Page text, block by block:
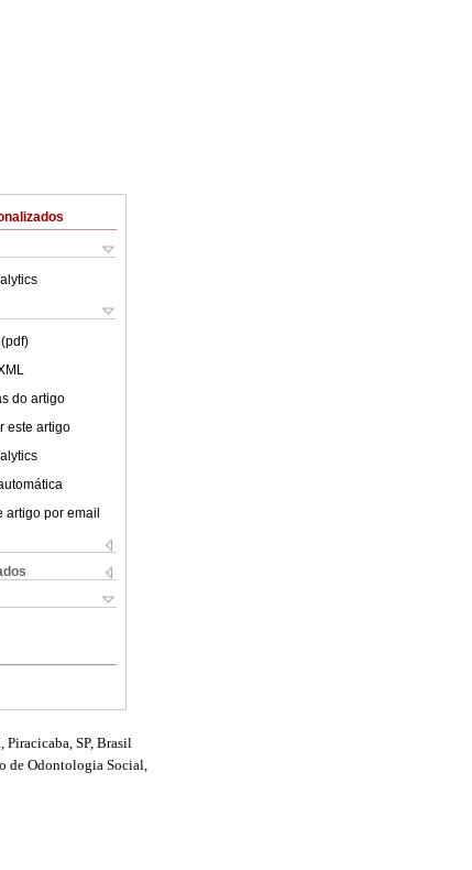
do artigo
este artigo
artigo por email
SP, Brasil
de Odontologia Social,